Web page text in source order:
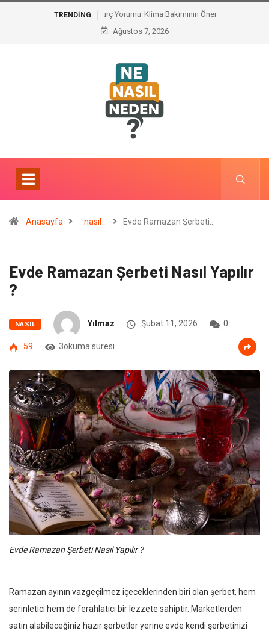
TRENDING
Klima Bakımının Önemi Nedir ?
Ağustos 7, 2026
Anasayfa nasıl Evde Ramazan Şerbeti…
Evde Ramazan Şerbeti Nasıl Yapılır
?
NASIL Yılmaz Şubat 11, 2026 0
59 3okuma süresi
Evde Ramazan Şerbeti Nasıl Yapılır ?
Ramazan ayının vazgeçilmez içeceklerinden biri olan şerbet, hem
serinletici hem de ferahlatıcı bir lezzete sahiptir. Marketlerden
satın alabileceğiniz hazır şerbetler yerine evde kendi şerbetinizi